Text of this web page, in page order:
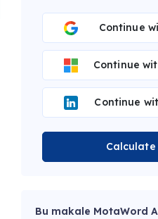
Continue
Continue
Continue
Calculate
Bu makale MotaWord